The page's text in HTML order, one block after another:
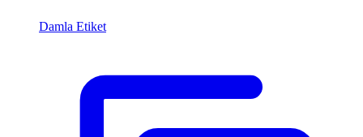
Damla Etiket